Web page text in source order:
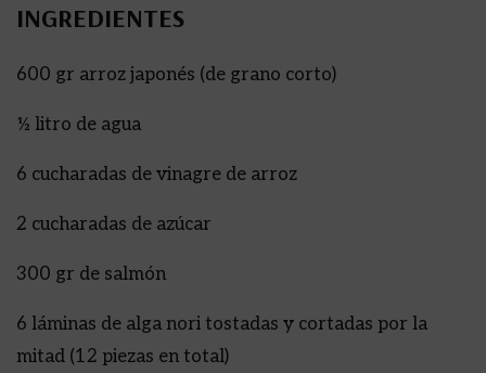
INGREDIENTES
600 gr arroz japonés (de grano corto)
½ litro de agua
6 cucharadas de vinagre de arroz
2 cucharadas de azúcar
300 gr de salmón
6 láminas de alga nori tostadas y cortadas por la
mitad (12 piezas en total)